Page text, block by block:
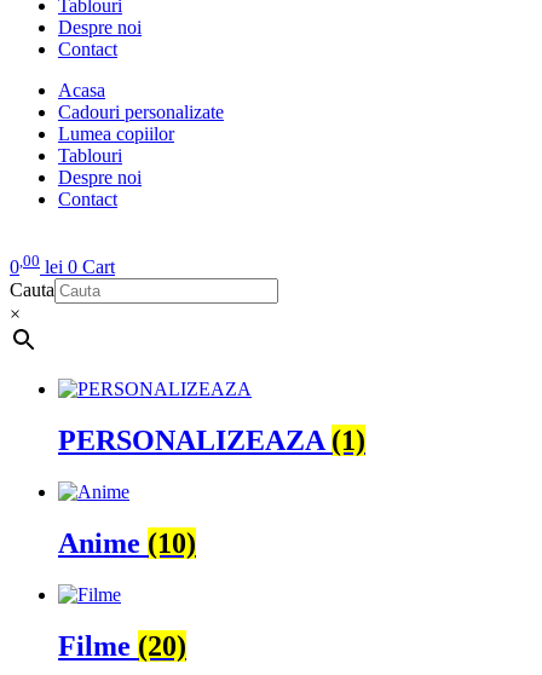
Tablouri
Despre noi
Contact
Acasa
Cadouri personalizate
Lumea copiilor
Tablouri
Despre noi
Contact
0,00 lei 0 Cart
Cauta
×
PERSONALIZEAZA(1)
Anime (10)
Filme (20)